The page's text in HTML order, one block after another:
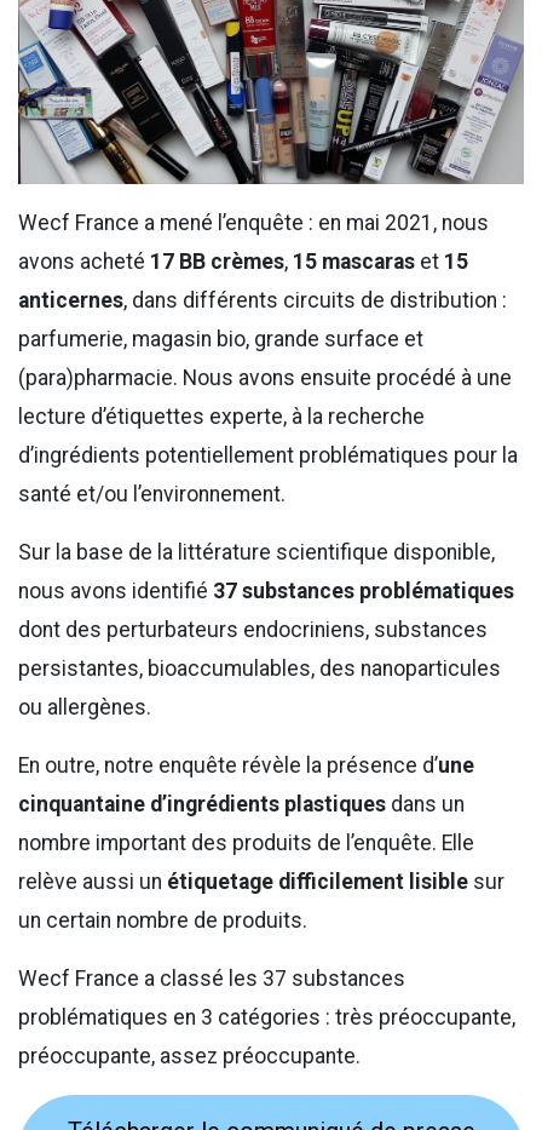
Wecf France a mené l’enquête : en mai 2021, nous
avons acheté 17 BB crèmes, 15 mascaras et 15
anticernes, dans différents circuits de distribution :
parfumerie, magasin bio, grande surface et
(para)pharmacie. Nous avons ensuite procédé à une
lecture d’étiquettes experte, à la recherche
d’ingrédients potentiellement problématiques pour la
santé et/ou l’environnement.
Sur la base de la littérature scientifique disponible,
nous avons identifié 37 substances problématiques
dont des perturbateurs endocriniens, substances
persistantes, bioaccumulables, des nanoparticules
ou allergènes.
En outre, notre enquête révèle la présence d’une
cinquantaine d’ingrédients plastiques dans un
nombre important des produits de l’enquête. Elle
relève aussi un étiquetage difficilement lisible sur
un certain nombre de produits.
Wecf France a classé les 37 substances
problématiques en 3 catégories : très préoccupante,
préoccupante, assez préoccupante.